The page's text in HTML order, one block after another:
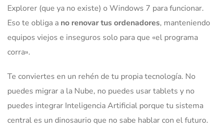
Explorer (que ya no existe) o Windows 7 para funcionar.
Eso te obliga a no renovar tus ordenadores, manteniendo
equipos viejos e inseguros solo para que «el programa
corra».
Te conviertes en un rehén de tu propia tecnología. No
puedes migrar a la Nube, no puedes usar tablets y no
puedes integrar Inteligencia Artificial porque tu sistema
central es un dinosaurio que no sabe hablar con el futuro.